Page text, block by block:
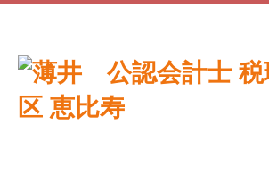
トップページ
事務所紹介